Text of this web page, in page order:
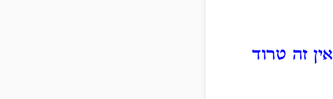
אין זה טרוד